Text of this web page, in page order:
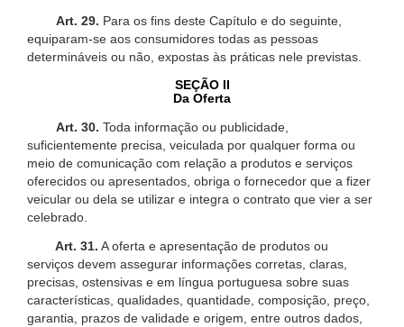
Art. 29. Para os fins deste Capítulo e do seguinte,
equiparam-se aos consumidores todas as pessoas
determináveis ou não, expostas às práticas nele previstas.
SEÇÃO II
Da Oferta
Art. 30. Toda informação ou publicidade,
suficientemente precisa, veiculada por qualquer forma ou
meio de comunicação com relação a produtos e serviços
oferecidos ou apresentados, obriga o fornecedor que a fizer
veicular ou dela se utilizar e integra o contrato que vier a ser
celebrado.
Art. 31. A oferta e apresentação de produtos ou
serviços devem assegurar informações corretas, claras,
precisas, ostensivas e em língua portuguesa sobre suas
características, qualidades, quantidade, composição, preço,
garantia, prazos de validade e origem, entre outros dados,